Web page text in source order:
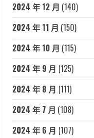
2024 年 12 月 (140)
2024 年 11 月 (150)
2024 年 10 月 (115)
2024 年 9 月 (125)
2024 年 8 月 (111)
2024 年 7 月 (108)
2024 年 6 月 (107)